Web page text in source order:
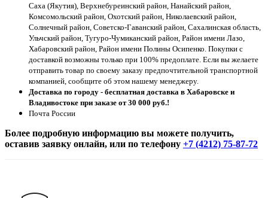
Саха (Якутия), Верхнебуреинский район, Нанайский район,
Комсомольский район, Охотский район, Николаевский район,
Солнечный район, Советско-Гаванский район, Сахалинская область,
Ульчский район, Тугуро-Чумиканский район, Район имени Лазо,
Хабаровский район, Район имени Полины Осипенко. Покупки с
доставкой возможны только при 100% предоплате. Если вы желаете
отправить товар по своему заказу предпочтительной транспортной
компанией, сообщите об этом нашему менеджеру.
Доставка по городу - бесплатная доставка в Хабаровске и
Владивостоке при заказе от 30 000 руб.!
Почта России
Более подробную информацию вы можете получить,
оставив заявку онлайн, или по телефону +7 (4212) 75-87-72